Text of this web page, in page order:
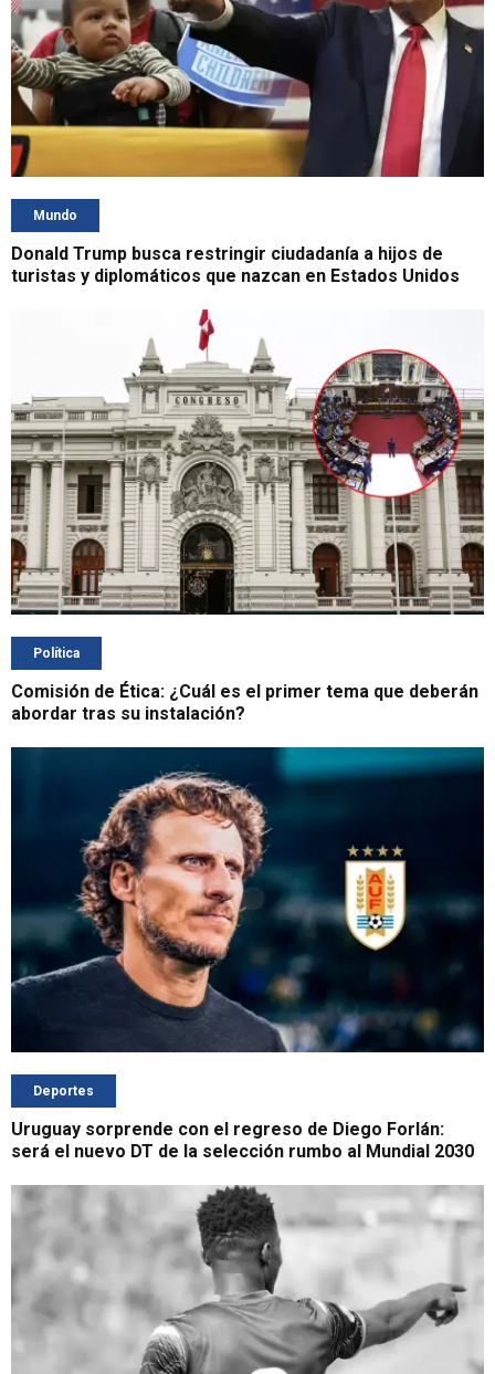
Mundo
Donald Trump busca restringir ciudadanía a hijos de
turistas y diplomáticos que nazcan en Estados Unidos
Política
Comisión de Ética: ¿Cuál es el primer tema que deberán
abordar tras su instalación?
Deportes
Uruguay sorprende con el regreso de Diego Forlán:
será el nuevo DT de la selección rumbo al Mundial 2030